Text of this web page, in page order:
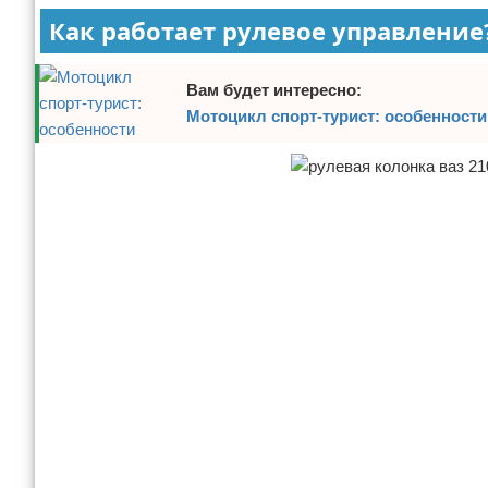
Отказ от ответственности
Как работает рулевое
Вам будет интересно:
Мотоцикл спорт-турист: особенности